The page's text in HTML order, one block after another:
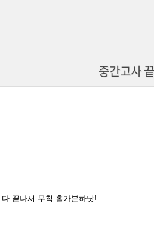
중간고사
끝나서 무척 홀가분하닷!